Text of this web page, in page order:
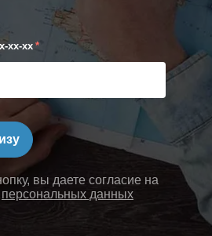
xx-xx *
вы даете согласие на
персональных данных